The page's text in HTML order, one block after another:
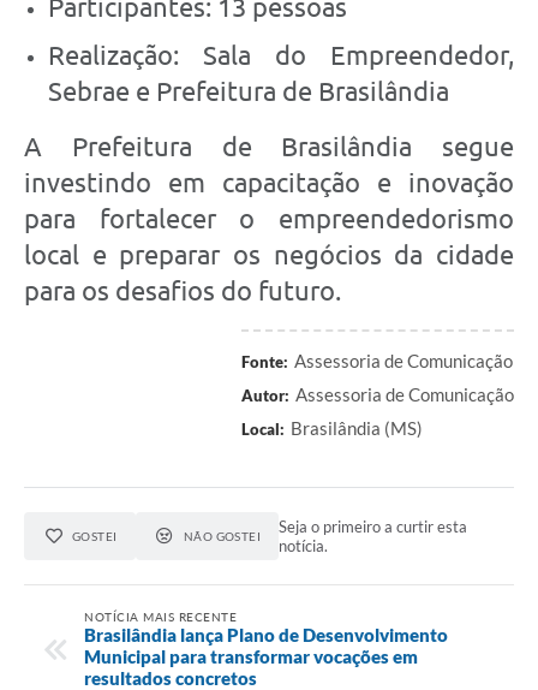
Participantes: 13 pessoas
Realização: Sala do Empreendedor,
Sebrae e Prefeitura de Brasilândia
A Prefeitura de Brasilândia segue
investindo em capacitação e inovação
para fortalecer o empreendedorismo
local e preparar os negócios da cidade
para os desafios do futuro.
Fonte: Assessoria de Comunicação
Autor: Assessoria de Comunicação
Local: Brasilândia (MS)
GOSTEI NÃO GOSTEI
Seja o primeiro a curtir esta
notícia.
NOTÍCIA MAIS RECENTE
Brasilândia lança Plano de Desenvolvimento
Municipal para transformar vocações em
resultados concretos